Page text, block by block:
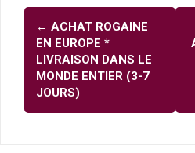
글
내
비
게
이
← ACHAT ROGAINE
EN EUROPE *
LIVRAISON DANS LE
MONDE ENTIER (3-7
JOURS)